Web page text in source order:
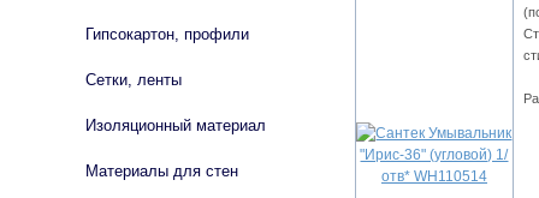
Гипсокартон, профили
Сетки, ленты
Изоляционный материал
Материалы для стен